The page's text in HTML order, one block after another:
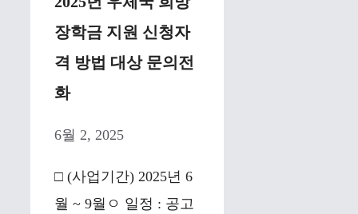
장학금 지원 신청자
격 방법 대상 문의전
화
6월 2, 2025
□ (사업기간) 2025년 6
월 ~ 9월ㅇ 일정 : 공고